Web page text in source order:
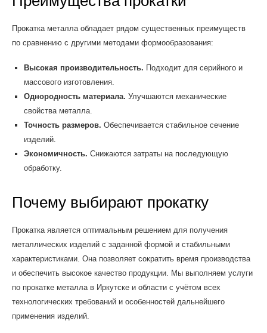
Прокатка металла обладает рядом существенных преимуществ
по сравнению с другими методами формообразования:
Высокая производительность. Подходит для серийного и
массового изготовления.
Однородность материала. Улучшаются механические
свойства металла.
Точность размеров. Обеспечивается стабильное сечение
изделий.
Экономичность. Снижаются затраты на последующую
обработку.
Почему выбирают прокатку
Прокатка является оптимальным решением для получения
металлических изделий с заданной формой и стабильными
характеристиками. Она позволяет сократить время производства
и обеспечить высокое качество продукции. Мы выполняем услуги
по прокатке металла в Иркутске и области с учётом всех
технологических требований и особенностей дальнейшего
применения изделий.